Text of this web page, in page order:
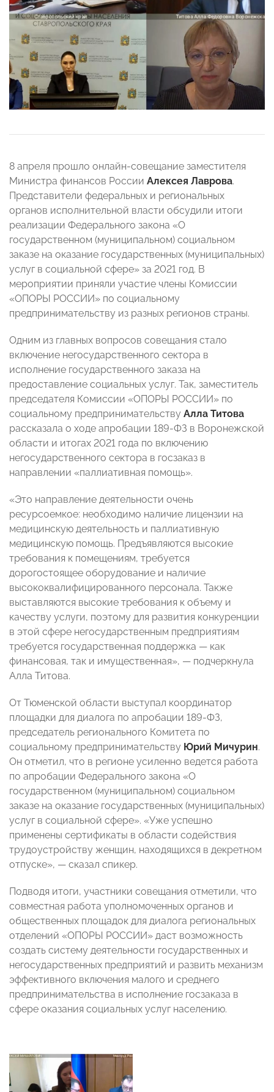
8 апреля прошло онлайн-совещание заместителя
Министра финансов России Алексея Лаврова.
Представители федеральных и региональных
органов исполнительной власти обсудили итоги
реализации Федерального закона «О
государственном (муниципальном) социальном
заказе на оказание государственных (муниципальных)
услуг в социальной сфере» за 2021 год. В
мероприятии приняли участие члены Комиссии
«ОПОРЫ РОССИИ» по социальному
предпринимательству из разных регионов страны.
Одним из главных вопросов совещания стало
включение негосударственного сектора в
исполнение государственного заказа на
предоставление социальных услуг. Так, заместитель
председателя Комиссии «ОПОРЫ РОССИИ» по
социальному предпринимательству Алла Титова
рассказала о ходе апробации 189-ФЗ в Воронежской
области и итогах 2021 года по включению
негосударственного сектора в госзаказ в
направлении «паллиативная помощь».
«Это направление деятельности очень
ресурсоемкое: необходимо наличие лицензии на
медицинскую деятельность и паллиативную
медицинскую помощь. Предъявляются высокие
требования к помещениям, требуется
дорогостоящее оборудование и наличие
высококвалифицированного персонала. Также
выставляются высокие требования к объему и
качеству услуги, поэтому для развития конкуренции
в этой сфере негосударственным предприятиям
требуется государственная поддержка — как
финансовая, так и имущественная», — подчеркнула
Алла Титова.
От Тюменской области выступал координатор
площадки для диалога по апробации 189-ФЗ,
председатель регионального Комитета по
социальному предпринимательству Юрий Мичурин.
Он отметил, что в регионе усиленно ведется работа
по апробации Федерального закона «О
государственном (муниципальном) социальном
заказе на оказание государственных (муниципальных)
услуг в социальной сфере». «Уже успешно
применены сертификаты в области содействия
трудоустройству женщин, находящихся в декретном
отпуске», — сказал спикер.
Подводя итоги, участники совещания отметили, что
совместная работа уполномоченных органов и
общественных площадок для диалога региональных
отделений «ОПОРЫ РОССИИ» даст возможность
создать систему деятельности государственных и
негосударственных предприятий и развить механизм
эффективного включения малого и среднего
предпринимательства в исполнение госзаказа в
сфере оказания социальных услуг населению.